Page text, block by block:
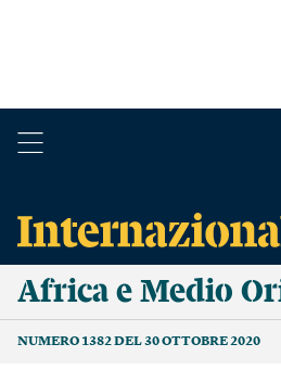
Africa e Medio
NUMERO 1382 DEL 30 OTTOBRE 2020